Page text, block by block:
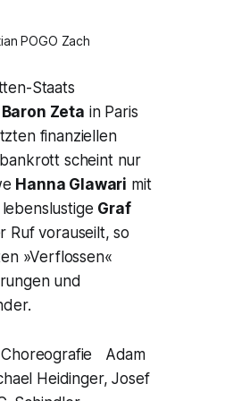
POGO Zach
Staats
Baron Zeta in Paris
finanziellen
scheint nur
Hanna Glawari mit
Graf
Ruf vorauseilt, so
»Verflossen«
und
Adam
Heidinger, Josef